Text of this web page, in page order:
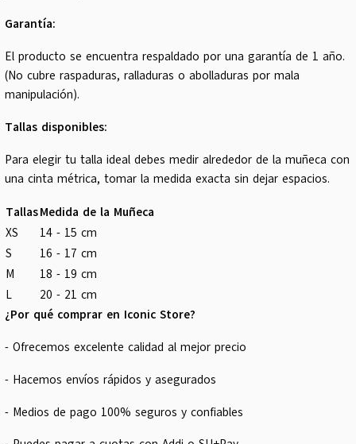
Garantía:
El producto se encuentra respaldado por una garantía de 1 año.
(No cubre raspaduras, ralladuras o abolladuras por mala
manipulación).
Tallas disponibles:
Para elegir tu talla ideal debes medir alrededor de la muñeca con
una cinta métrica, tomar la medida exacta sin dejar espacios.
TallasMedida de la Muñeca
XS
14 - 15 cm
S
16 - 17 cm
M
18 - 19 cm
L
20 - 21 cm
¿Por qué comprar en Iconic Store?
- Ofrecemos excelente calidad al mejor precio
- Hacemos envíos rápidos y asegurados
- Medios de pago 100% seguros y confiables